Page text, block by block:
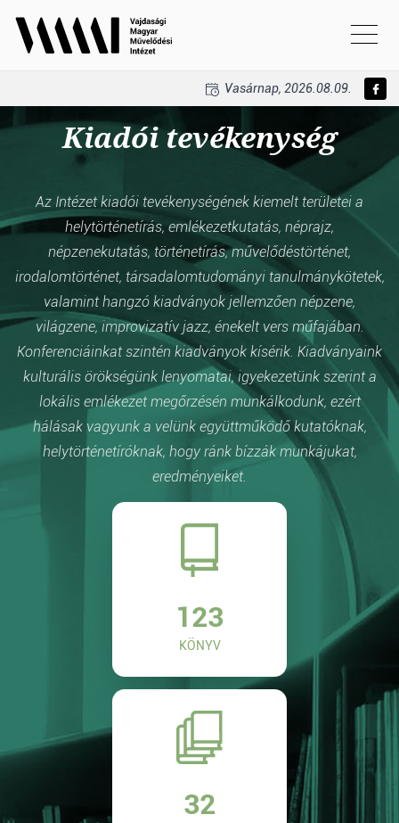
Vasárnap, 2026.08.09.
Kiadói tevékenység
Az Intézet kiadói tevékenységének kiemelt területei a
helytörténetírás, emlékezetkutatás, néprajz,
népzenekutatás, történetírás, művelődéstörténet,
irodalomtörténet, társadalomtudományi tanulmánykötetek,
valamint hangzó kiadványok jellemzően népzene,
világzene, improvizatív jazz, énekelt vers műfajában.
Konferenciáinkat szintén kiadványok kísérik. Kiadványaink
kulturális örökségünk lenyomatai, igyekezetünk szerint a
lokális emlékezet megőrzésén munkálkodunk, ezért
hálásak vagyunk a velünk együttműködő kutatóknak,
helytörténetíróknak, hogy ránk bízzák munkájukat,
eredményeiket.
123
KÖNYV
32